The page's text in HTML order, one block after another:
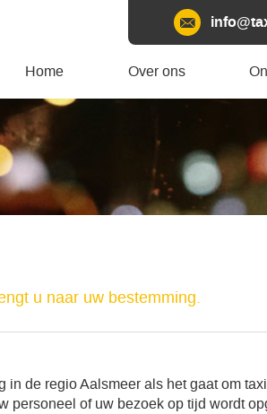
Home Over ons
u naar uw bestemming.
in de regio Aalsmeer als het gaat om
personeel of uw bezoek op tijd wordt